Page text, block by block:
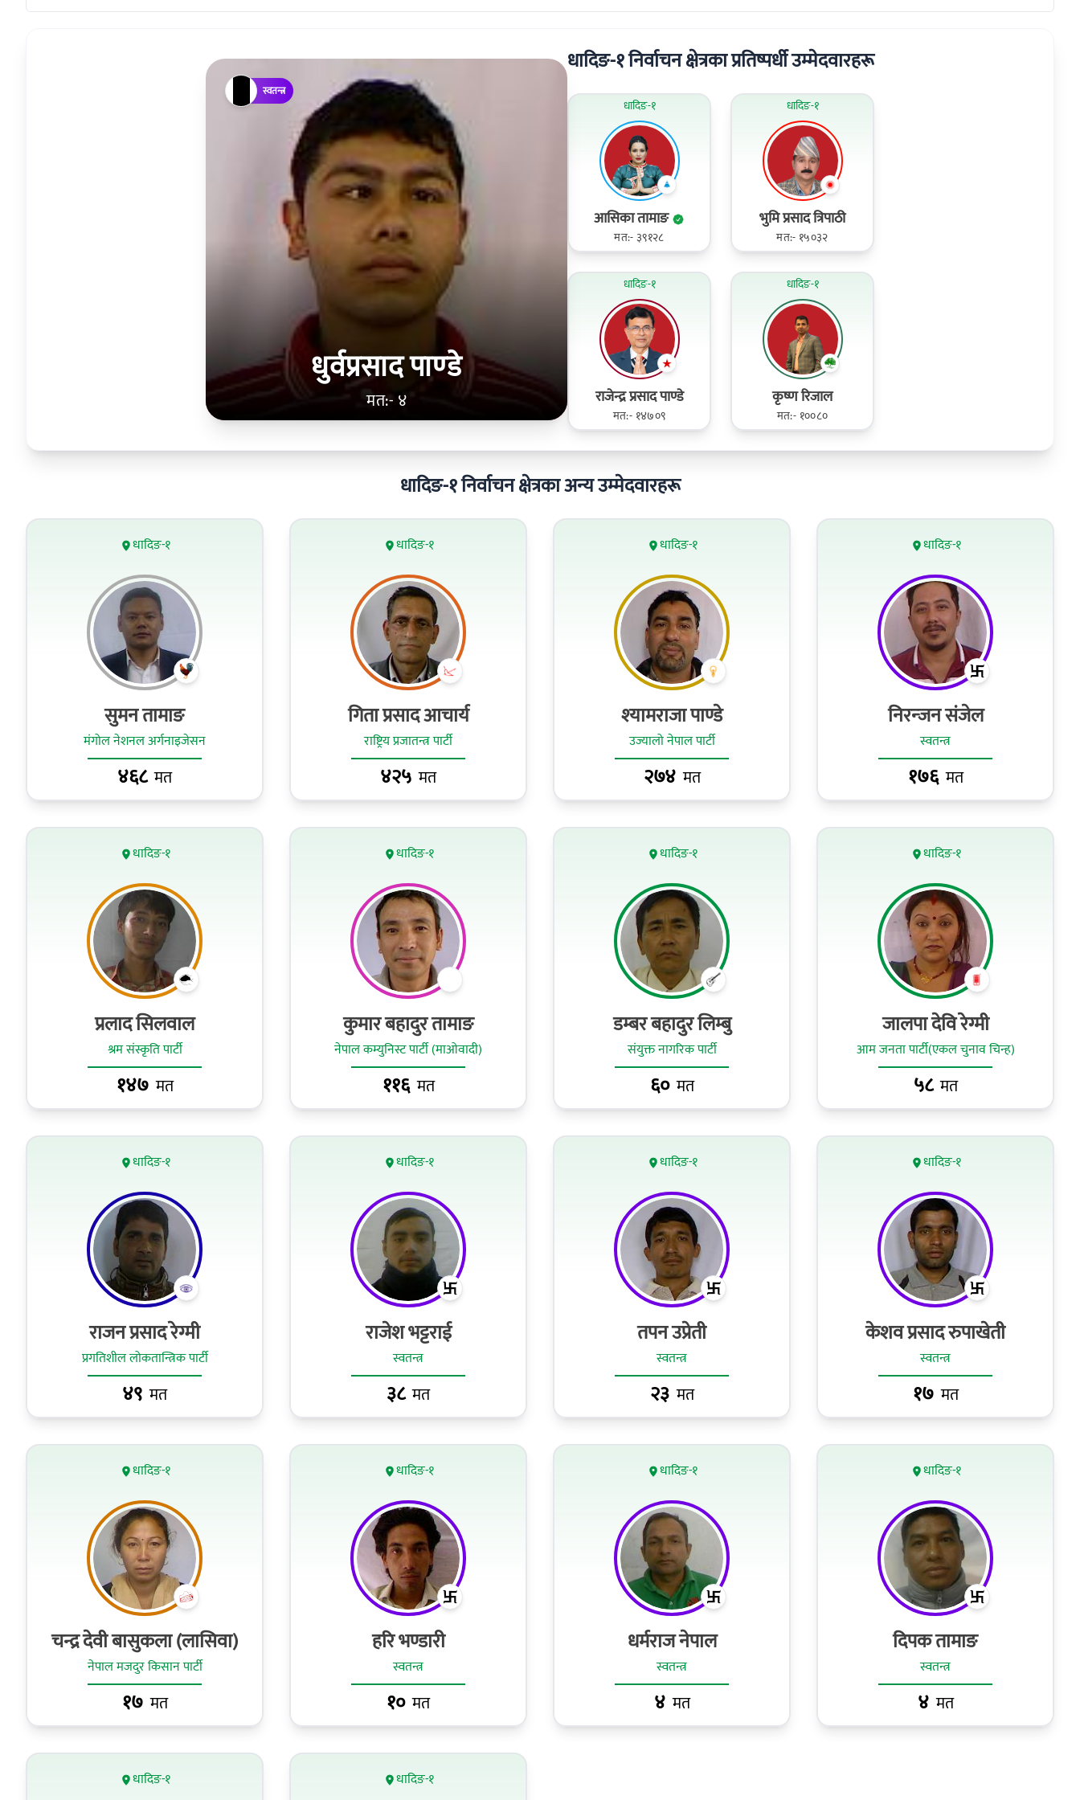
धुर्वप्रसाद पाण्‍डे
मत:- ४
स्वतन्त्र
धादिङ-१ निर्वाचन क्षेत्रका प्रतिष्पर्धी उम्मेदवारहरू
धादिङ-१
आसिका तामाङ
मत:- ३९१२८
धादिङ-१
भुमि प्रसाद त्रिपाठी
मत:- १५०३२
धादिङ-१
राजेन्द्र प्रसाद पाण्डे
मत:- १४७०९
धादिङ-१
कृष्ण रिजाल
मत:- १००८०
धादिङ-१ निर्वाचन क्षेत्रका अन्य उम्मेदवारहरू
धादिङ-१
सुमन तामाङ
मंगोल नेशनल अर्गनाइजेसन
४६८ मत
धादिङ-१
गिता प्रसाद आचार्य
राष्ट्रिय प्रजातन्त्र पार्टी
४२५ मत
धादिङ-१
श्‍यामराजा पाण्डे
उज्यालो नेपाल पार्टी
२७४ मत
धादिङ-१
निरन्‍जन संजेल
स्वतन्त्र
१७६ मत
धादिङ-१
प्रलाद सिलवाल
श्रम संस्कृति पार्टी
१४७ मत
धादिङ-१
कुमार बहादुर तामाङ
नेपाल कम्युनिस्ट पार्टी (माओवादी)
११६ मत
धादिङ-१
डम्‍बर बहादुर लिम्‍बु
संयुक्त नागरिक पार्टी
६० मत
धादिङ-१
जालपा देवि रेग्‍मी
आम जनता पार्टी(एकल चुनाव चिन्ह)
५८मत
धादिङ-१
राजन प्रसाद रेग्मी
प्रगतिशील लोकतान्त्रिक पार्टी
४९ मत
धादिङ-१
राजेश भट्टराई
स्वतन्त्र
३८ मत
धादिङ-१
तपन उप्रेती
स्वतन्त्र
२३ मत
धादिङ-१
केशव प्रसाद रुपाखेती
स्वतन्त्र
१७ मत
धादिङ-१
चन्द्र देवी बासुकला (लासिवा)
नेपाल मजदुर किसान पार्टी
१७ मत
धादिङ-१
हरि भण्डारी
स्वतन्त्र
१० मत
धादिङ-१
धर्मराज नेपाल
स्वतन्त्र
४ मत
धादिङ-१
दिपक तामाङ
स्वतन्त्र
४ मत
धादिङ-१ धादिङ-१